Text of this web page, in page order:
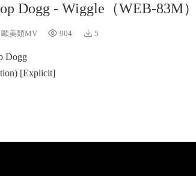
Dogg - Wiggle（WEB-83M）
歐美類MV 904 5
Dogg
[Explicit]